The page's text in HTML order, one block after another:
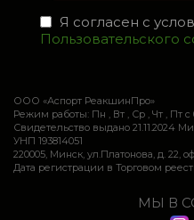
Я согласен с
Пользовательского
ООО «Аспорт РеакшинПро»
Режим работы: Пн , Вт , Ср , Чт , Пт c
Свидетельство выдано 21.11.2024
УНП 193814051
220005, Минск, ул.Платонова, д. 22,
Дата регистрации в Торговом
МЫ В